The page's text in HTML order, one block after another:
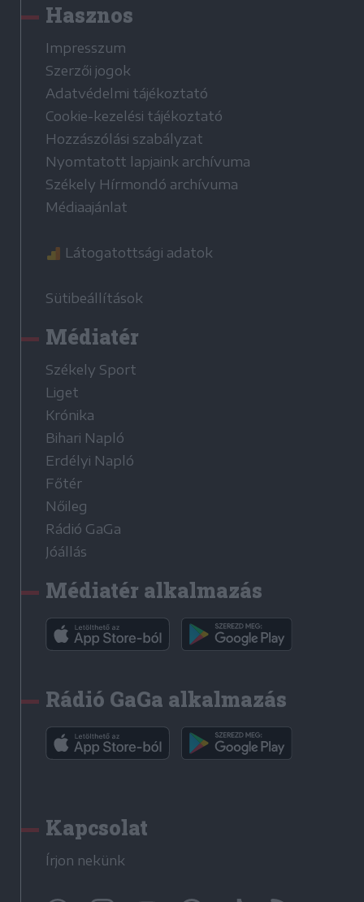
Hasznos
Impresszum
Szerzői jogok
Adatvédelmi tájékoztató
Cookie-kezelési tájékoztató
Hozzászólási szabályzat
Nyomtatott lapjaink archívuma
Székely Hírmondó archívuma
Médiaajánlat
Látogatottsági adatok
Sütibeállítások
Médiatér
Székely Sport
Liget
Krónika
Bihari Napló
Erdélyi Napló
Főtér
Nőileg
Rádió GaGa
Jóállás
Médiatér alkalmazás
Rádió GaGa alkalmazás
Kapcsolat
Írjon nekünk